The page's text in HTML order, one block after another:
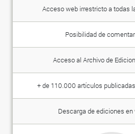
Acceso web irrestricto a todas
Posibilidad de
Acceso al Archivo de
+ de 110.000 artículos
Descarga de ediciones en